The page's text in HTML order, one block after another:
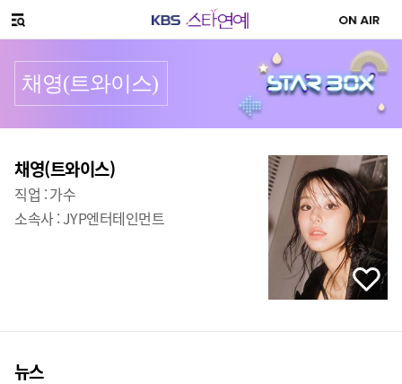
메뉴 열기
채영(트와이스)
프로필
채영(트와이스)
직업 :가수
소속사 :JYP엔터테인먼트
뉴스